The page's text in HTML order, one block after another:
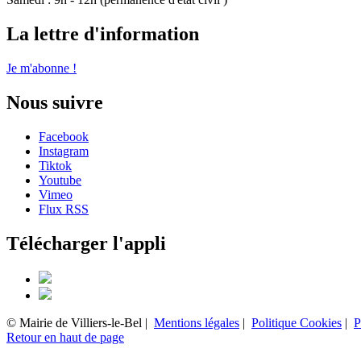
La lettre d'information
Je m'abonne !
Nous suivre
Facebook
Instagram
Tiktok
Youtube
Vimeo
Flux RSS
Télécharger l'appli
© Mairie de Villiers-le-Bel | Mentions légales | Politique Cookies |
Retour en haut de page